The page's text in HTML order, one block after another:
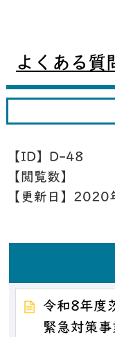
よくある質
【ID】 D-48
【閲覧数】
【更新日】 2020
令和8年度
緊急対策